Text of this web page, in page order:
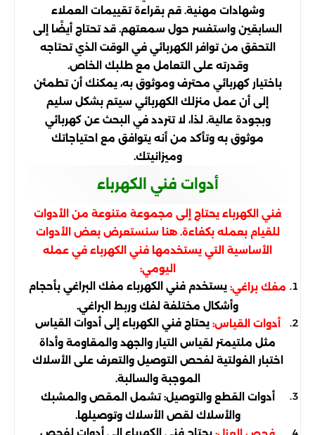
وشهادات مهنية. قم بقراءة تقييمات العملاء
السابقين واستفسر حول سمعتهم. قد تحتاج أيضًا إلى
التحقق من توافر الكهربائي في الوقت الذي تحتاجه
وقدرته على التعامل مع طلبك الخاص.
باختيار كهربائي محترف وموثوق به، يمكنك أن تطمئن
إلى أن عمل منزلك الكهربائي سيتم بشكل سليم
وبجودة عالية. لذا، لا تتردد في البحث عن كهربائي
موثوق به وتأكد من أنه يتوافق مع احتياجاتك
وميزانيتك.
أدوات فني الكهرباء
فني الكهرباء يحتاج إلى مجموعة متنوعة من الأدوات
للقيام بعمله بكفاءة. هنا سنستعرض بعض الأدوات
الأساسية التي يستخدمها فني الكهرباء في عمله
اليومي:
مفك براغي: يستخدم فني الكهرباء مفك البراغي بأحجام
وأشكال مختلفة لفك وربط البراغي.
أدوات القياس: يحتاج فني الكهرباء إلى أدوات القياس
مثل ملتيمتر لقياس التيار والجهد والمقاومة وأداة
اختبار الفولتية لفحص التوصيل والتعرف على الأسلاك
الموجبة والسالبة.
أدوات القطع والتوصيل: تشمل المقص والمشبك
والأسلاك لقص الأسلاك وتوصيلها.